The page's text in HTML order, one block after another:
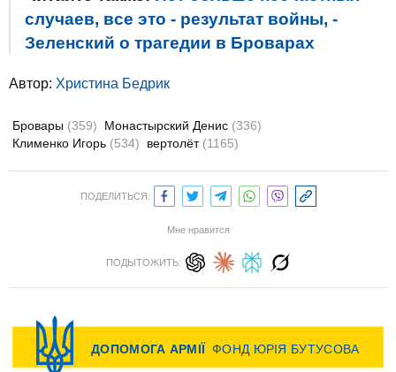
случаев, все это - результат войны, -
Зеленский о трагедии в Броварах
Автор: Христина Бедрик
Бровары (359) Монастырский Денис (336)
Клименко Игорь (534) вертолёт (1165)
ПОДЕЛИТЬСЯ:
Мне нравится
ПОДЫТОЖИТЬ: